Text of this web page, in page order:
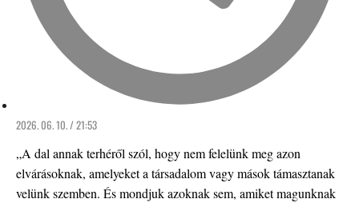
2026. 06. 10. / 21:53
„A dal annak terhéről szól, hogy nem felelünk meg azon
elvárásoknak, amelyeket a társadalom vagy mások támasztanak
velünk szemben. És mondjuk azoknak sem, amiket magunknak